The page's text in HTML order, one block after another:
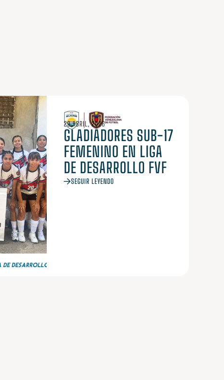
29 ABRIL, 2026
GLADIADORES SUB-17
FEMENINO EN LIGA
DE DESARROLLO FVF
SEGUIR LEYENDO